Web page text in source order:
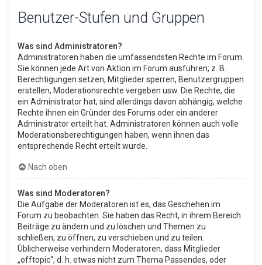
Benutzer-Stufen und Gruppen
Was sind Administratoren?
Administratoren haben die umfassendsten Rechte im Forum.
Sie können jede Art von Aktion im Forum ausführen; z. B.
Berechtigungen setzen, Mitglieder sperren, Benutzergruppen
erstellen, Moderationsrechte vergeben usw. Die Rechte, die
ein Administrator hat, sind allerdings davon abhängig, welche
Rechte ihnen ein Gründer des Forums oder ein anderer
Administrator erteilt hat. Administratoren können auch volle
Moderationsberechtigungen haben, wenn ihnen das
entsprechende Recht erteilt wurde.
Nach oben
Was sind Moderatoren?
Die Aufgabe der Moderatoren ist es, das Geschehen im
Forum zu beobachten. Sie haben das Recht, in ihrem Bereich
Beiträge zu ändern und zu löschen und Themen zu
schließen, zu öffnen, zu verschieben und zu teilen.
Üblicherweise verhindern Moderatoren, dass Mitglieder
„offtopic“, d. h. etwas nicht zum Thema Passendes, oder